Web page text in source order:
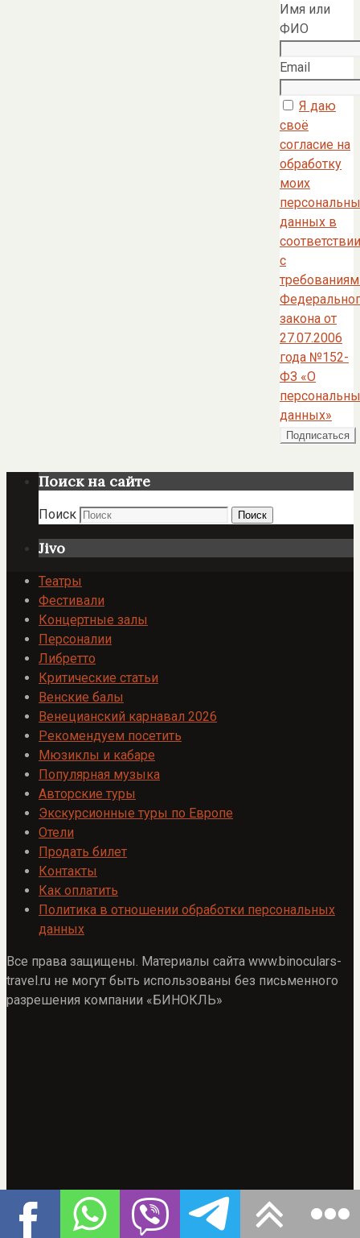
Имя или
ФИО
Email
Я даю
своё
согласие на
обработку
моих
данных в
соответствии
с
закона от
27.07.2006
года №152-
ФЗ «О
данных»
Поиск на сайте
Поиск Поиск
Jivo
Театры
Фестивали
Концертные залы
Персоналии
Либретто
Критические статьи
Венские балы
Венецианский карнавал 2026
Рекомендуем посетить
Мюзиклы и кабаре
Популярная музыка
Авторские туры
Экскурсионные туры по Европе
Отели
Продать билет
Контакты
Как оплатить
Политика в отношении обработки персональных
данных
Все права защищены. Материалы сайта www.binoculars-
travel.ru не могут быть использованы без письменного
разрешения компании «БИНОКЛЬ»